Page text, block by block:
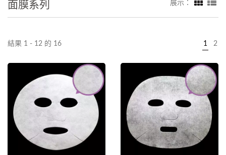
面膜系列 展示：
結果 1 - 12 的 16 1 2